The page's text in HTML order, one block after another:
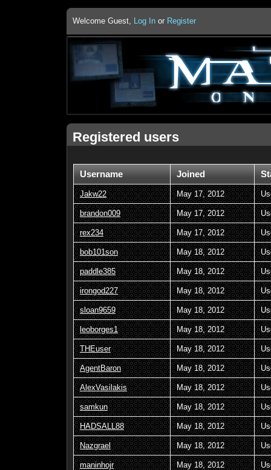
Welcome Guest, Log In or Register
Registered users
Username Joined
Jakw22 May 17, 2012
brandon009 May 17, 2012
rex234 May 17, 2012
bob101son May 18, 2012
paddle385 May 18, 2012
irongod227 May 18, 2012
sloan9659 May 18, 2012
leoborges1 May 18, 2012
THEuser May 18, 2012
AgentBaron May 18, 2012
AlexVasilakis May 18, 2012
samkun May 18, 2012
HADSALL88 May 18, 2012
Nazgrael May 18, 2012
maninhojr May 18, 2012